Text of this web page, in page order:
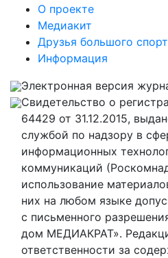
О проекте
Медиакит
Друзья большого
Информация
Электронная версия
Свидетельство о
64429 от 31.12.2015,
службой по надзору в
информационных
коммуникаций
использование
них на любом языке
с письменного
дом МЕДИАКРАТ».
ответственности за